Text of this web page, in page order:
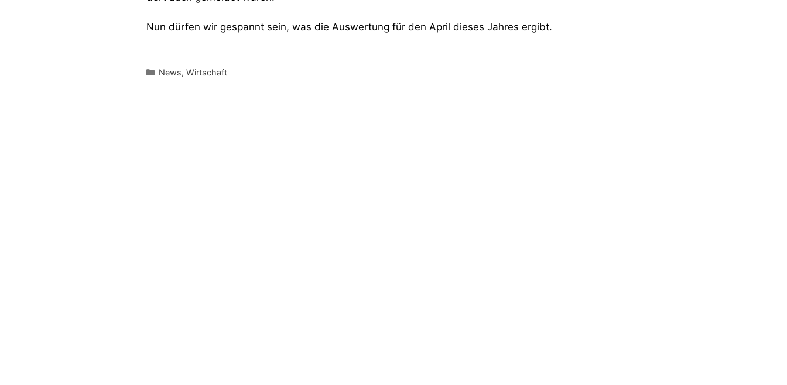
Nun dürfen wir gespannt sein, was die Auswertung für den April dieses Jahres ergibt.
Kategorien
News,Wirtschaft